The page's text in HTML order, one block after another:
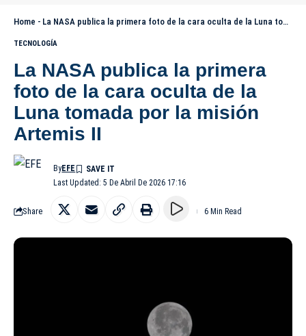
Home - La NASA publica la primera foto de la cara oculta de la Luna tomada por la misión Artemis II
TECNOLOGÍA
La NASA publica la primera
foto de la cara oculta de la
Luna tomada por la misión
Artemis II
Last Updated: 5 De Abril De 2026 17:16
ByEFE
Share 6 Min Read